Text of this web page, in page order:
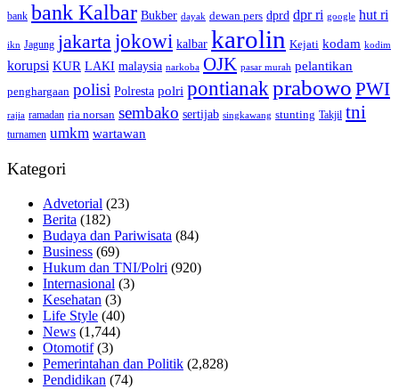
bank bank Kalbar Bukber dayak dewan pers dprd dpr ri google hut ri
ikn Jagung jakarta jokowi kalbar karolin Kejati kodam kodim
korupsi KUR LAKI malaysia narkoba OJK pasar murah pelantikan
penghargaan polisi Polresta polri pontianakprabowo PWI
rajia ramadan ria norsan sembako sertijab singkawang stunting Takjil tni
turnamen umkm wartawan
Kategori
Advetorial (23)
Berita (182)
Budaya dan Pariwisata (84)
Business (69)
Hukum dan TNI/Polri (920)
Internasional (3)
Kesehatan (3)
Life Style (40)
News (1,744)
Otomotif(3)
Pemerintahan dan Politik (2,828)
Pendidikan (74)